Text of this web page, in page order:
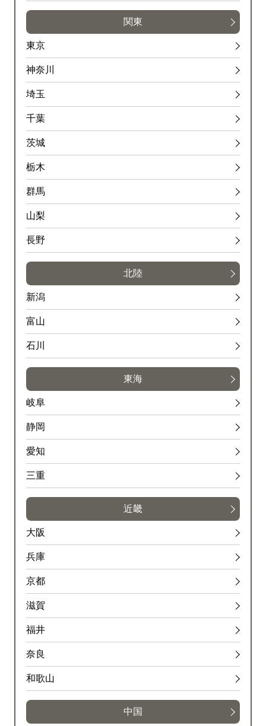
関東
東京
神奈川
埼玉
千葉
茨城
栃木
群馬
山梨
長野
北陸
新潟
富山
石川
東海
岐阜
静岡
愛知
三重
近畿
大阪
兵庫
京都
滋賀
福井
奈良
和歌山
中国